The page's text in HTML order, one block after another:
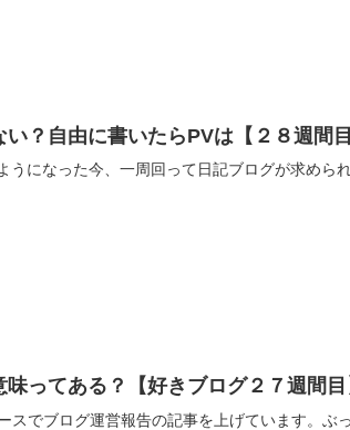
？自由に書いたらPVは【２８週間目
うになった今、一周回って日記ブログが求めら
ってある？【好きブログ２７週間目
スでブログ運営報告の記事を上げています。ぶ